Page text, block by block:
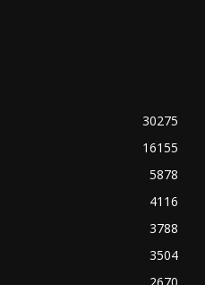
30275
16155
5878
4116
3788
3504